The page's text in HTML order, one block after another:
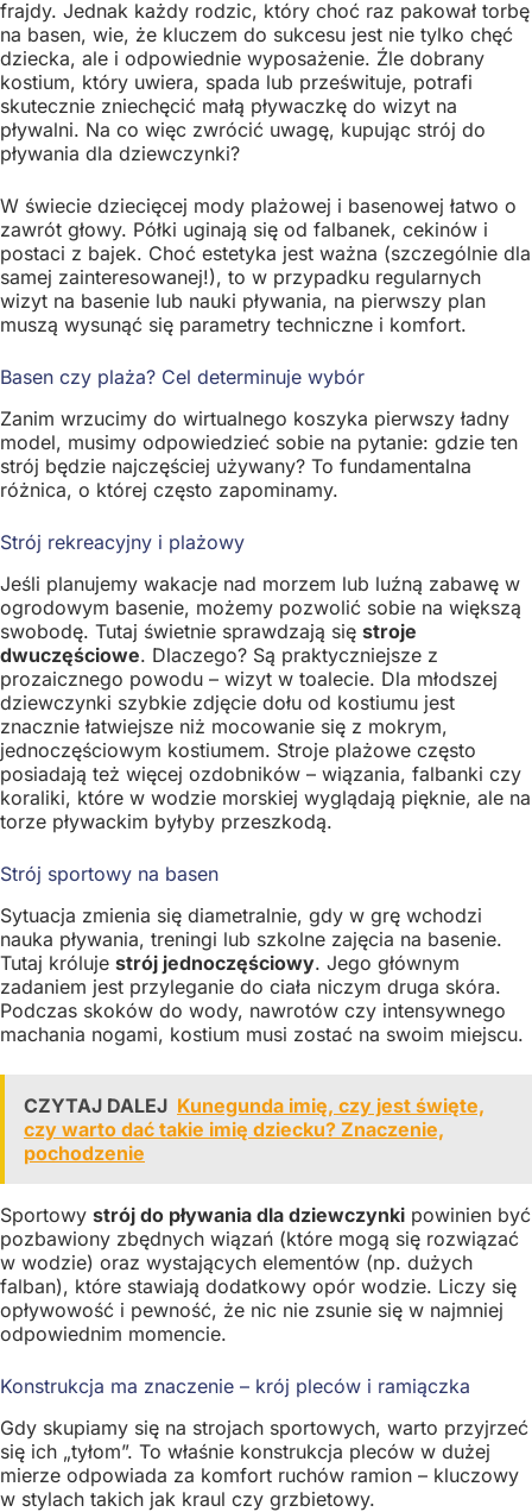
frajdy. Jednak każdy rodzic, który choć raz pakował torbę
na basen, wie, że kluczem do sukcesu jest nie tylko chęć
dziecka, ale i odpowiednie wyposażenie. Źle dobrany
kostium, który uwiera, spada lub prześwituje, potrafi
skutecznie zniechęcić małą pływaczkę do wizyt na
pływalni. Na co więc zwrócić uwagę, kupując strój do
pływania dla dziewczynki?
W świecie dziecięcej mody plażowej i basenowej łatwo o
zawrót głowy. Półki uginają się od falbanek, cekinów i
postaci z bajek. Choć estetyka jest ważna (szczególnie dla
samej zainteresowanej!), to w przypadku regularnych
wizyt na basenie lub nauki pływania, na pierwszy plan
muszą wysunąć się parametry techniczne i komfort.
Basen czy plaża? Cel determinuje wybór
Zanim wrzucimy do wirtualnego koszyka pierwszy ładny
model, musimy odpowiedzieć sobie na pytanie: gdzie ten
strój będzie najczęściej używany? To fundamentalna
różnica, o której często zapominamy.
Strój rekreacyjny i plażowy
Jeśli planujemy wakacje nad morzem lub luźną zabawę w
ogrodowym basenie, możemy pozwolić sobie na większą
swobodę. Tutaj świetnie sprawdzają się stroje
dwuczęściowe. Dlaczego? Są praktyczniejsze z
prozaicznego powodu – wizyt w toalecie. Dla młodszej
dziewczynki szybkie zdjęcie dołu od kostiumu jest
znacznie łatwiejsze niż mocowanie się z mokrym,
jednoczęściowym kostiumem. Stroje plażowe często
posiadają też więcej ozdobników – wiązania, falbanki czy
koraliki, które w wodzie morskiej wyglądają pięknie, ale na
torze pływackim byłyby przeszkodą.
Strój sportowy na basen
Sytuacja zmienia się diametralnie, gdy w grę wchodzi
nauka pływania, treningi lub szkolne zajęcia na basenie.
Tutaj króluje strój jednoczęściowy. Jego głównym
zadaniem jest przyleganie do ciała niczym druga skóra.
Podczas skoków do wody, nawrotów czy intensywnego
machania nogami, kostium musi zostać na swoim miejscu.
CZYTAJ DALEJ Kunegunda imię, czy jest święte,
czy warto dać takie imię dziecku? Znaczenie,
pochodzenie
Sportowy strój do pływania dla dziewczynki powinien być
pozbawiony zbędnych wiązań (które mogą się rozwiązać
w wodzie) oraz wystających elementów (np. dużych
falban), które stawiają dodatkowy opór wodzie. Liczy się
opływowość i pewność, że nic nie zsunie się w najmniej
odpowiednim momencie.
Konstrukcja ma znaczenie – krój pleców i ramiączka
Gdy skupiamy się na strojach sportowych, warto przyjrzeć
się ich „tyłom”. To właśnie konstrukcja pleców w dużej
mierze odpowiada za komfort ruchów ramion – kluczowy
w stylach takich jak kraul czy grzbietowy.